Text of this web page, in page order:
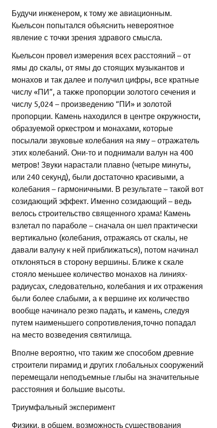
Будучи инженером, к тому же авиационным.
Кьельсон попытался объяснить невероятное
явление с точки зрения здравого смысла.
Кьельсон провел измерения всех расстояний – от
ямы до скалы, от ямы до стоящих музыкантов и
монахов и так далее и получил цифры, все кратные
числу «ПИ”, а также пропорции золотого сечения и
числу 5,024 – произведению “ПИ» и золотой
пропорции. Камень находился в центре окружности,
образуемой оркестром и монахами, которые
посылали звуковые колебания на яму – отражатель
этих колебаний. Они-то и поднимали валун на 400
метров! Звуки нарастали плавно (четыре минуты,
или 240 секунд), были достаточно красивыми, а
колебания – гармоничными. В результате – такой вот
созидающий эффект. Именно созидающий – ведь
велось строительство священного храма! Камень
взлетал по параболе – сначала он шел практически
вертикально (колебания, отражаясь от скалы, не
давали валуну к ней приближаться), потом начинал
отклоняться в сторону вершины. Ближе к скале
стояло меньшее количество монахов на линиях-
радиусах, следовательно, колебания и их отражения
были более слабыми, а к вершине их количество
вообще начинало резко падать, и камень, следуя
путем наименьшего сопротивления,точно попадал
на место возведения святилища.
Вполне вероятно, что таким же способом древние
строители пирамид и других глобальных сооружений
перемещали неподъемные глыбы на значительные
расстояния и большие высоты.
Триумфальный эксперимент
Физики, в общем, возможность существования